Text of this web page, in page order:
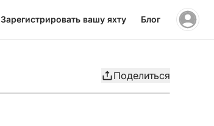
Зарегистрировать вашу яхту Блог
Поделиться